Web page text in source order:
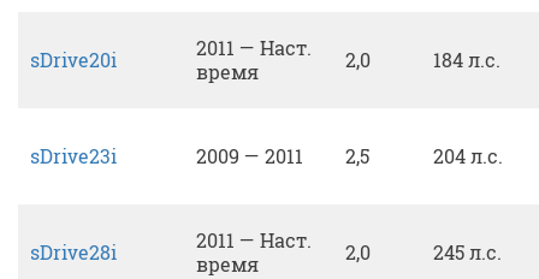
sDrive20i
2011 — Наст.
время
2,0 184 л.с.
sDrive23i 2009 — 2011 2,5 204 л.с.
sDrive28i
2011 — Наст.
время
2,0 245 л.с.